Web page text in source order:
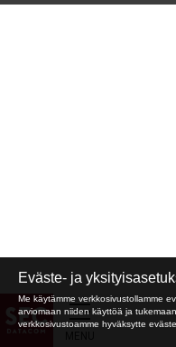
Eväste- ja
Me käytämme verkkosivustollamme
arviomaan niiden käyttöä ja
verkkosivustoamme hyväksytte